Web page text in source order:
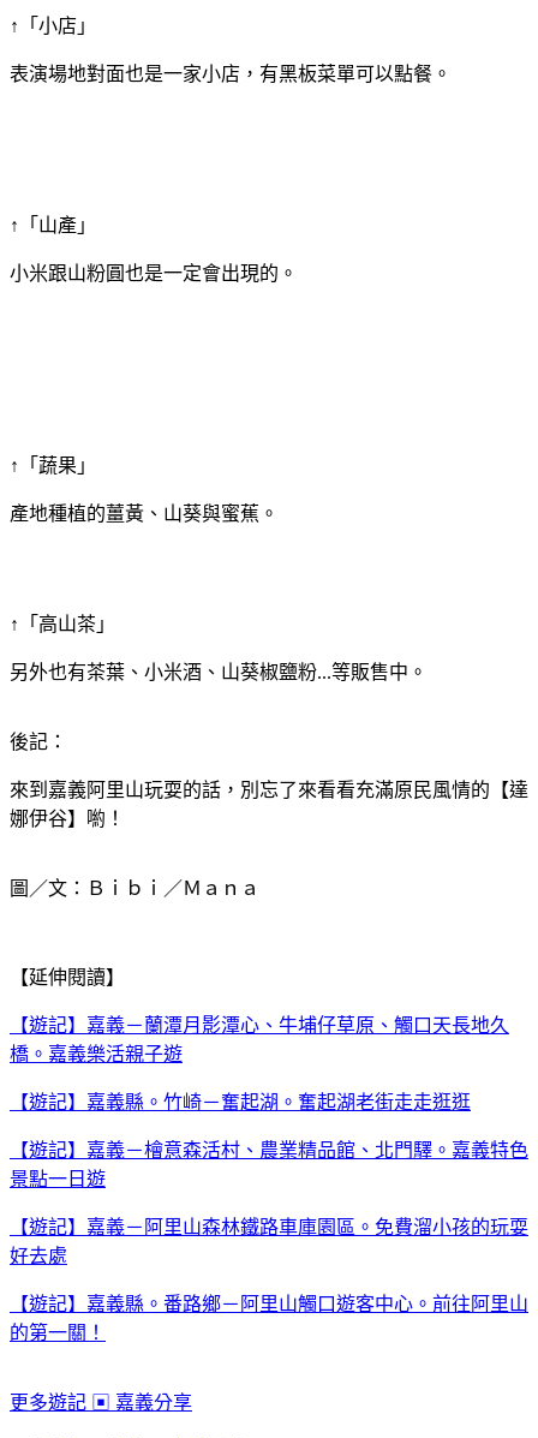
↑「小店」
表演場地對面也是一家小店，有黑板菜單可以點餐。
↑「山產」
小米跟山粉圓也是一定會出現的。
↑「蔬果」
產地種植的薑黃、山葵與蜜蕉。
↑「高山茶」
另外也有茶葉、小米酒、山葵椒鹽粉...等販售中。
後記：
來到嘉義阿里山玩耍的話，別忘了來看看充滿原民風情的【達
娜伊谷】喲！
圖／文：Ｂｉｂｉ／Ｍａｎａ
【延伸閱讀】
【遊記】嘉義－蘭潭月影潭心、牛埔仔草原、觸口天長地久
橋。嘉義樂活親子遊
【遊記】嘉義縣。竹崎－奮起湖。奮起湖老街走走逛逛
【遊記】嘉義－檜意森活村、農業精品館、北門驛。嘉義特色
景點一日遊
【遊記】嘉義－阿里山森林鐵路車庫園區。免費溜小孩的玩耍
好去處
【遊記】嘉義縣。番路鄉－阿里山觸口遊客中心。前往阿里山
的第一關！
更多遊記 ▣ 嘉義分享